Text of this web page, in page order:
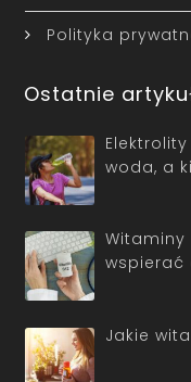
Polityka
Ostatnie
woda, a
wspierać
Jakie